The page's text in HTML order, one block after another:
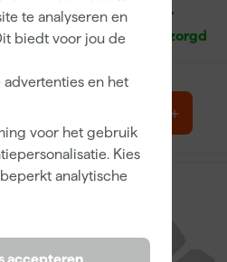
te analyseren en
biedt voor jou de
en het
voor het gebruik
Kies
analytische
accepteren
(acryl)
Roller
Bruin
Terra
Inzetbakken
Morgen bezorgd
incl. BTW